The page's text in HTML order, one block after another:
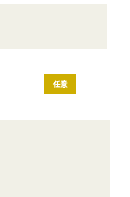
任意